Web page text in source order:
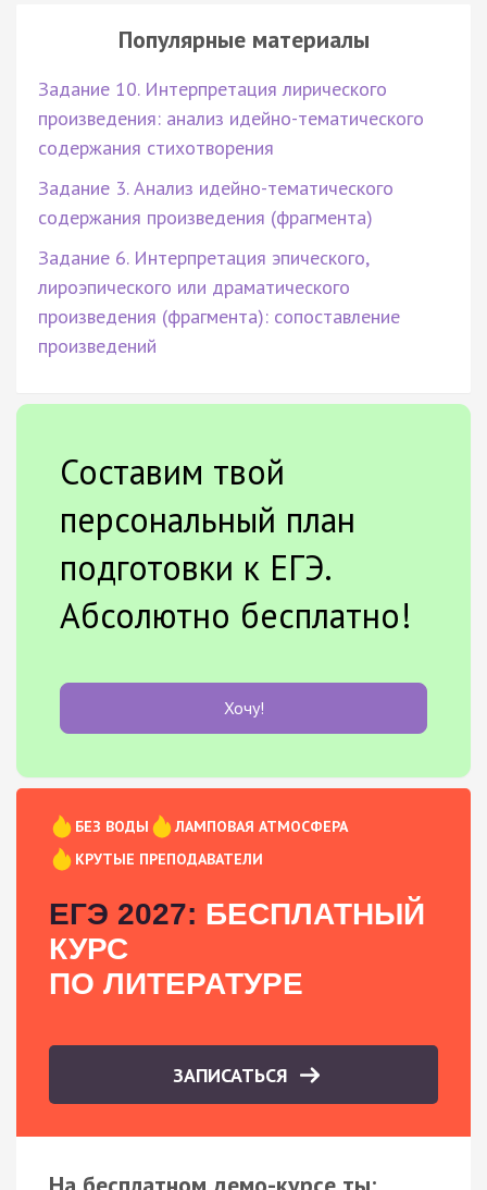
Популярные материалы
Задание 10. Интерпретация лирического
произведения: анализ идейно-тематического
содержания стихотворения
Задание 3. Анализ идейно-тематического
содержания произведения (фрагмента)
Задание 6. Интерпретация эпического,
лироэпического или драматического
произведения (фрагмента): сопоставление
произведений
Составим твой
персональный план
подготовки к ЕГЭ.
Абсолютно бесплатно!
Хочу!
БЕЗ ВОДЫ
ЛАМПОВАЯ АТМОСФЕРА
КРУТЫЕ ПРЕПОДАВАТЕЛИ
ЕГЭ 2027: БЕСПЛАТНЫЙ
КУРС
ПО ЛИТЕРАТУРЕ
ЗАПИСАТЬСЯ